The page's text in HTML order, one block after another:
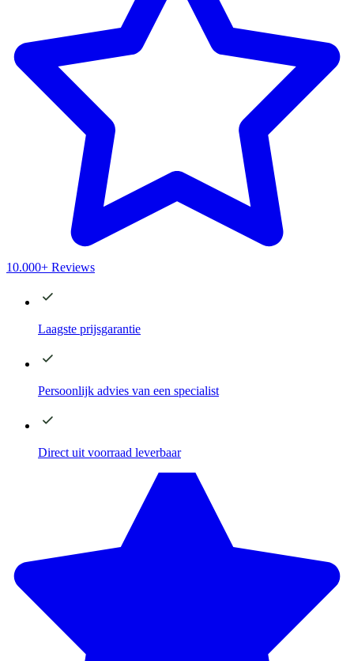
10.000+ Reviews
Laagste prijsgarantie
Persoonlijk advies van een specialist
Direct uit voorraad leverbaar